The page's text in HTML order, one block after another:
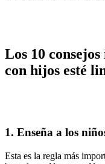
Los 10
con hijos esté
1. Enseña a los
Esta es la regla más